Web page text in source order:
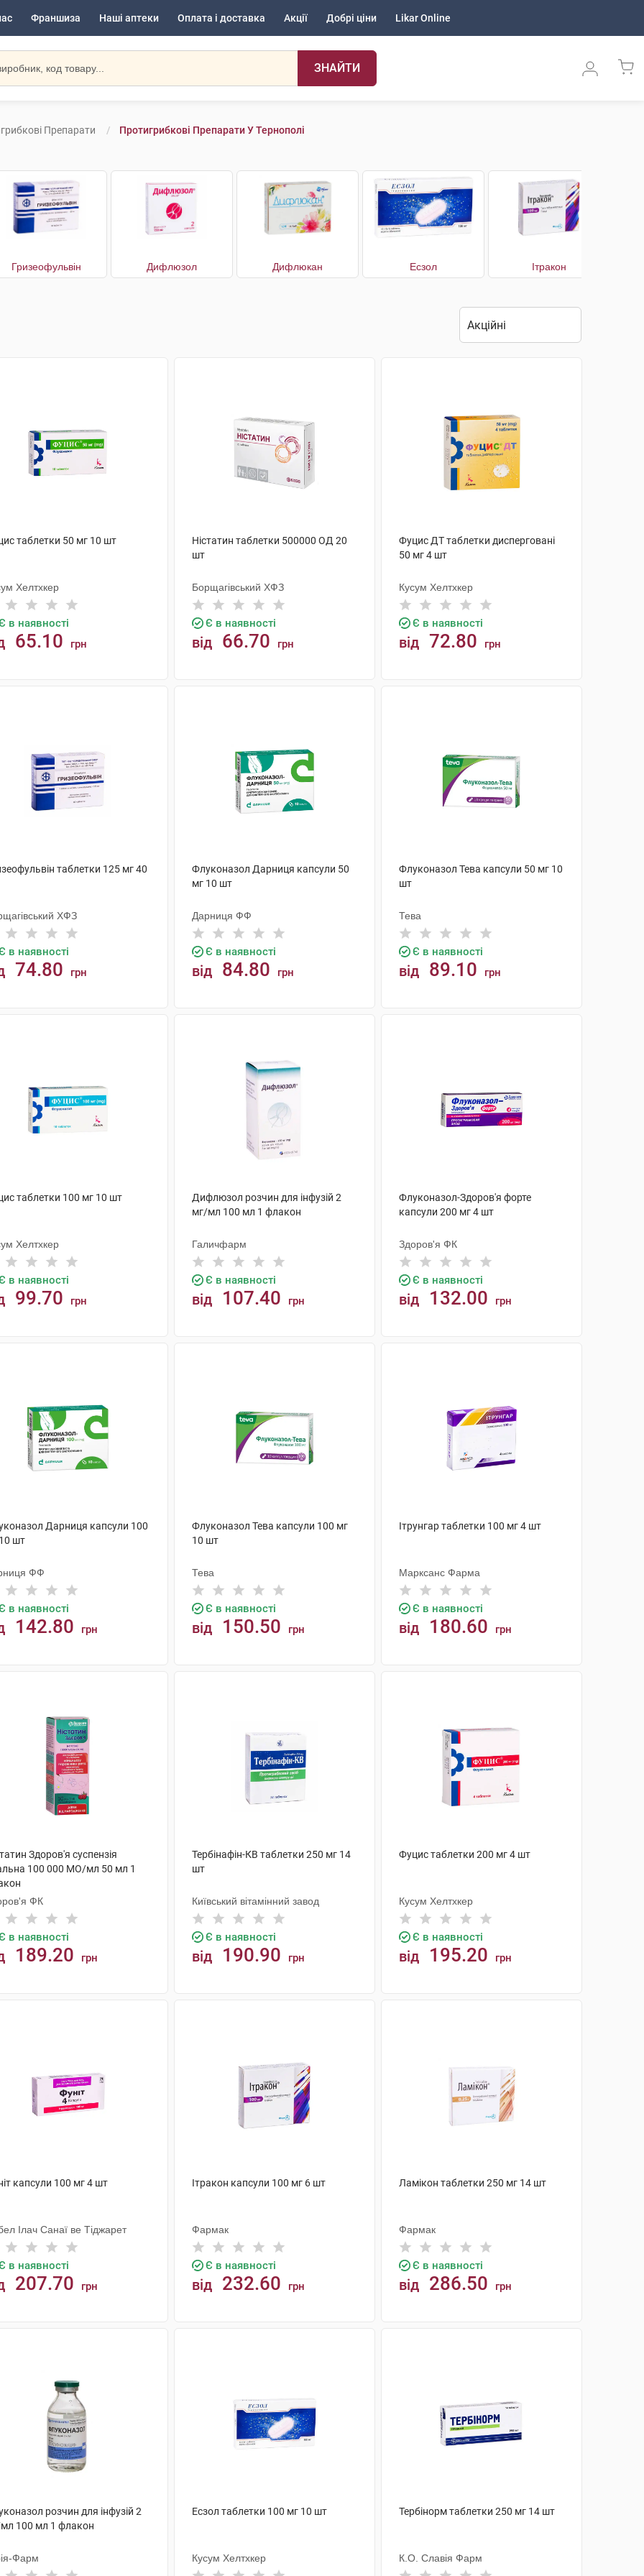
Франшиза Наші аптеки Оплата і доставка Акції Добрі ціни Likar Online
ЗНАЙТИ
Препарати Протигрибкові Препарати У Тернополі
Гризеофульвін Дифлюзол Дифлюкан Есзол Ітракон
таблетки 50 мг 10 шт
Хелтхкер
в наявності
65.10 грн
Ністатин таблетки 500000 ОД 20
шт
Борщагівський ХФЗ
Є в наявності
від 66.70 грн
Фуцис ДТ таблетки дисперговані
50 мг 4 шт
Кусум Хелтхкер
Є в наявності
від 72.80 грн
таблетки 125 мг 40
ХФЗ
в наявності
74.80 грн
Флуконазол Дарниця капсули 50
мг 10 шт
Дарниця ФФ
Є в наявності
від 84.80 грн
Флуконазол Тева капсули 50 мг 10
шт
Тева
Є в наявності
від 89.10 грн
таблетки 100 мг 10 шт
Хелтхкер
в наявності
99.70 грн
Дифлюзол розчин для інфузій 2
мг/мл 100 мл 1 флакон
Галичфарм
Є в наявності
від 107.40 грн
Флуконазол-Здоров'я форте
капсули 200 мг 4 шт
Здоров'я ФК
Є в наявності
від 132.00 грн
Дарниця капсули 100
шт
ФФ
в наявності
142.80 грн
Флуконазол Тева капсули 100 мг
10 шт
Тева
Є в наявності
від 150.50 грн
Ітрунгар таблетки 100 мг 4 шт
Марксанс Фарма
Є в наявності
від 180.60 грн
Здоров'я суспензія
100 000 МО/мл 50 мл 1
ФК
в наявності
189.20 грн
Тербінафін-КВ таблетки 250 мг 14
шт
Київський вітамінний завод
Є в наявності
від 190.90 грн
Фуцис таблетки 200 мг 4 шт
Кусум Хелтхкер
Є в наявності
від 195.20 грн
капсули 100 мг 4 шт
Ілач Санаї ве Тіджарет
в наявності
207.70 грн
Ітракон капсули 100 мг 6 шт
Фармак
Є в наявності
від 232.60 грн
Ламікон таблетки 250 мг 14 шт
Фармак
Є в наявності
від 286.50 грн
розчин для інфузій 2
100 мл 1 флакон
Фарм
Есзол таблетки 100 мг 10 шт
Кусум Хелтхкер
Тербінорм таблетки 250 мг 14 шт
К.О. Славія Фарм